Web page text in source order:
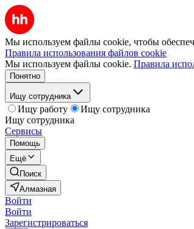
Мы используем файлы cookie, чтобы
Правила использования файлов cookie
Мы используем файлы cookie. Правила
Понятно
Ищу сотрудника
Ищу работу
Ищу сотрудника
Ищу сотрудника
Сервисы
Помощь
Ещё
Поиск
Алмазная
Войти
Войти
Зарегистрироваться